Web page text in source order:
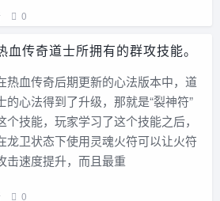
0
血传奇道士所拥有的群攻技能。
热血传奇后期更新的心法版本中，道
的心法得到了升级，那就是“裂神符”
个技能，玩家学习了这个技能之后，
龙卫状态下使用灵魂火符可以让火符
击速度提升，而且最重
0